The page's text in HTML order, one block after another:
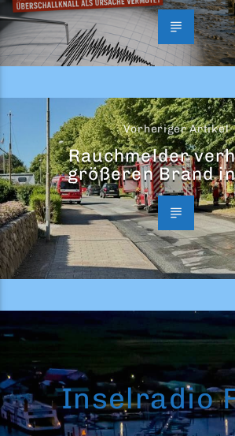
Vorheriger Artikel
Rauchmelder
größeren Brand
Inselradio